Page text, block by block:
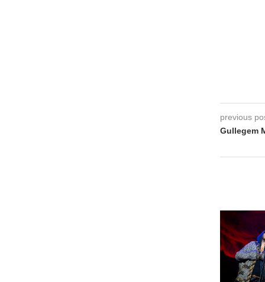
previous
Gullegem